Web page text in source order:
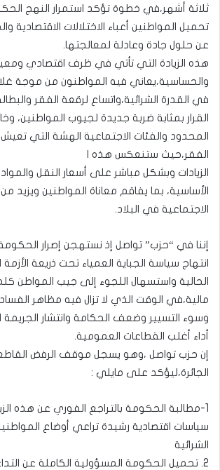
ثلاثة أشهر،في خطوة تؤكد استمرار النهج
تحميل المواطنين أعباء الاختلالات الاقتصادية
عن حلول جادة وعادلة لمعالجتها.
هذه الزيادة التي تأتي في ظرف اقتصادي
والحساسية،يعاني فيه المواطنون من موجة
في القدرة الشرائية،واتساع لرقعة الفقر
القرار بمثابة ضربة جديدة لجيوب المواطنين،
المحدود والفئات الاجتماعية الهشة التي
الفقر،حيث ستنعكس هذه ا
الزيادات وبشكل مباشر على أسعار النقل
الأساسية، بما يفاقم معاناة المواطنين ويزيد
الاجتماعية في البلاد.
إننا في “حزب” تواصل إذ نستهجن إصرار
انتهاج سياسة الجباية العمياء تحت ذريعة الأزمة
الحالية واستسهال اللجوء إلى جيب المواطن
مالية،في الوقت الذي لا تزال فيه مظاهر الفساد
وسوء التسيير وضعف الحكامة وانتشار
أداء أغلب القطاعات العمومية.
إن حزب تواصل ،وهو يسجل موقف الرفض القاطع
الجائرة،ليؤكد على مايلي :
1-مطالبة الحكومة بالتراجع الفوري عن هذه
سياسات اقتصادية رشيدة تراعي أوضاع
الشرائية
2. تحميل الحكومة المسؤولية الكاملة عن